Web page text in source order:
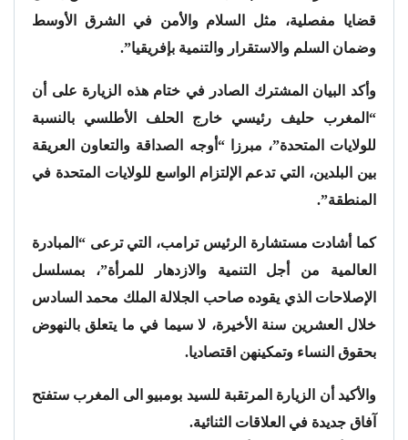
قضايا مفصلية، مثل السلام والأمن في الشرق الأوسط
وضمان السلم والاستقرار والتنمية بإفريقيا”.
وأكد البيان المشترك الصادر في ختام هذه الزيارة على أن
“المغرب حليف رئيسي خارج الحلف الأطلسي بالنسبة
للولايات المتحدة”، مبرزا “أوجه الصداقة والتعاون العريقة
بين البلدين، التي تدعم الإلتزام الواسع للولايات المتحدة في
المنطقة”.
كما أشادت مستشارة الرئيس ترامب، التي ترعى “المبادرة
العالمية من أجل التنمية والازدهار للمرأة”، بمسلسل
الإصلاحات الذي يقوده صاحب الجلالة الملك محمد السادس
خلال العشرين سنة الأخيرة، لا سيما في ما يتعلق بالنهوض
بحقوق النساء وتمكينهن اقتصاديا.
والأكيد أن الزيارة المرتقبة للسيد بومبيو الى المغرب ستفتح
آفاق جديدة في العلاقات الثنائية.